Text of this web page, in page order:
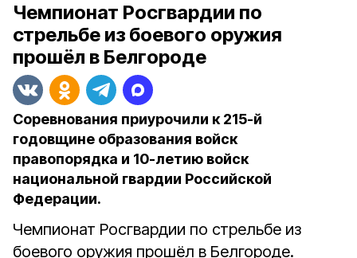
Чемпионат Росгвардии по
стрельбе из боевого оружия
прошёл в Белгороде
Соревнования приурочили к 215-й
годовщине образования войск
правопорядка и 10-летию войск
национальной гвардии Российской
Федерации.
Чемпионат Росгвардии по стрельбе из
боевого оружия прошёл в Белгороде.